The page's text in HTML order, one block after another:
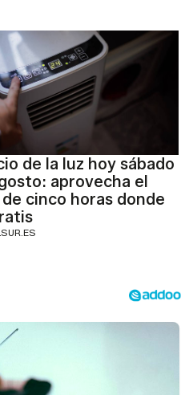
de la luz hoy sábado
aprovecha el
cinco horas donde